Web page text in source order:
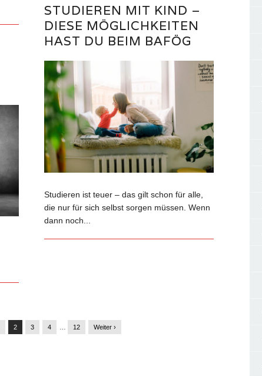
STUDIEREN MIT KIND –
DIESE MÖGLICHKEITEN
HAST DU BEIM BAFÖG
Studieren ist teuer – das gilt schon für alle,
die nur für sich selbst sorgen müssen. Wenn
dann noch...
2 3 4 12 Weiter ›